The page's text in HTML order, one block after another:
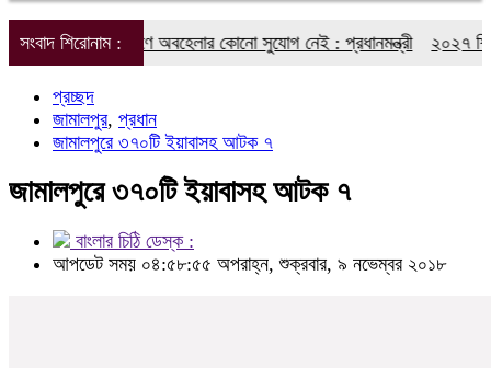
সংবাদ শিরোনাম :
গ্রহণে অবহেলার কোনো সুযোগ নেই : প্রধানমন্ত্রী ২০২৭ শিক্ষাবর্ষে
প্রচ্ছদ
জামালপুর, প্রধান
জামালপুরে ৩৭০টি ইয়াবাসহ আটক ৭
জামালপুরে ৩৭০টি ইয়াবাসহ আটক ৭
বাংলার চিঠি ডেস্ক :
আপডেট সময় ০৪:৫৮:৫৫ অপরাহ্ন, শুক্রবার, ৯ নভেম্বর ২০১৮